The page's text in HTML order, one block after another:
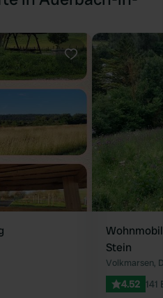
Favorit
Stein
Volkmarsen,
4.52